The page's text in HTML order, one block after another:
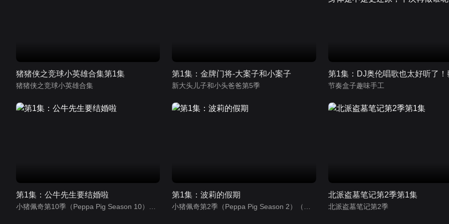
猪猪侠之竞球小英雄合集第1集
猪猪侠之竞球小英雄合集
第1集：金牌门将-大案子和小案子
新大头儿子和小头爸爸第5季 节奏盒子趣味手工
第1集：公牛先生要结婚啦
小猪佩奇第10季（Peppa Pig Season 10）（中文版）
第1集：波莉的假期
小猪佩奇第2季（Peppa Pig Season 2）（中文版） 有声音频
北派盗墓笔记第2季第1集
北派盗墓笔记第2季